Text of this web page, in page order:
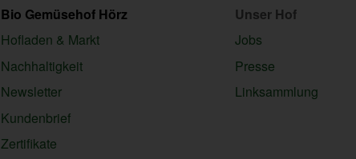
Bio Gemüsehof Hörz
Hofladen & Markt
Nachhaltigkeit
Newsletter
Kundenbrief
Zertifikate
Unser Hof
Jobs
Presse
Linksammlung